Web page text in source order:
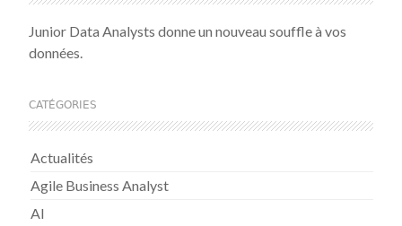
Junior Data Analysts donne un nouveau souffle à vos
données.
CATÉGORIES
Actualités
Agile Business Analyst
AI